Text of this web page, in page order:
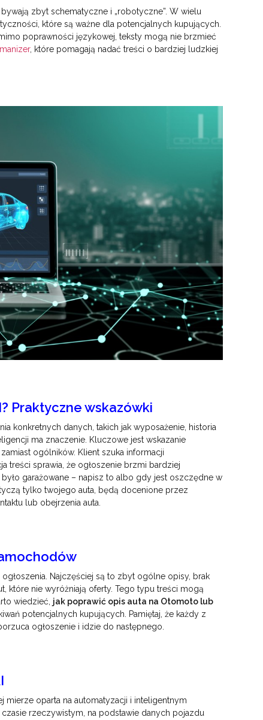
zbyt schematyczne i „robotyczne”. W wielu
które są ważne dla potencjalnych kupujących.
poprawności językowej, teksty mogą nie brzmieć
, które pomagają nadać treści o bardziej ludzkiej
Praktyczne wskazówki
konkretnych danych, takich jak wyposażenie, historia
ma znaczenie. Kluczowe jest wskazanie
ogólników. Klient szuka informacji
treści sprawia, że ogłoszenie brzmi bardziej
było garażowane – napisz to albo gdy jest oszczędne w
tylko twojego auta, będą docenione przez
lub obejrzenia auta.
Najczęściej są to zbyt ogólne opisy, brak
które nie wyróżniają oferty. Tego typu treści mogą
wiedzieć, jak poprawić opis auta na Otomoto lub
potencjalnych kupujących. Pamiętaj, że każdy z
ogłoszenie i idzie do następnego.
oparta na automatyzacji i inteligentnym
rzeczywistym, na podstawie danych pojazdu